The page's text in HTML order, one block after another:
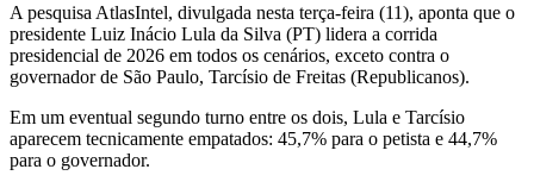
A pesquisa AtlasIntel, divulgada nesta terça-feira (11), aponta que o
presidente Luiz Inácio Lula da Silva (PT) lidera a corrida
presidencial de 2026 em todos os cenários, exceto contra o
governador de São Paulo, Tarcísio de Freitas (Republicanos).
Em um eventual segundo turno entre os dois, Lula e Tarcísio
aparecem tecnicamente empatados: 45,7% para o petista e 44,7%
para o governador.